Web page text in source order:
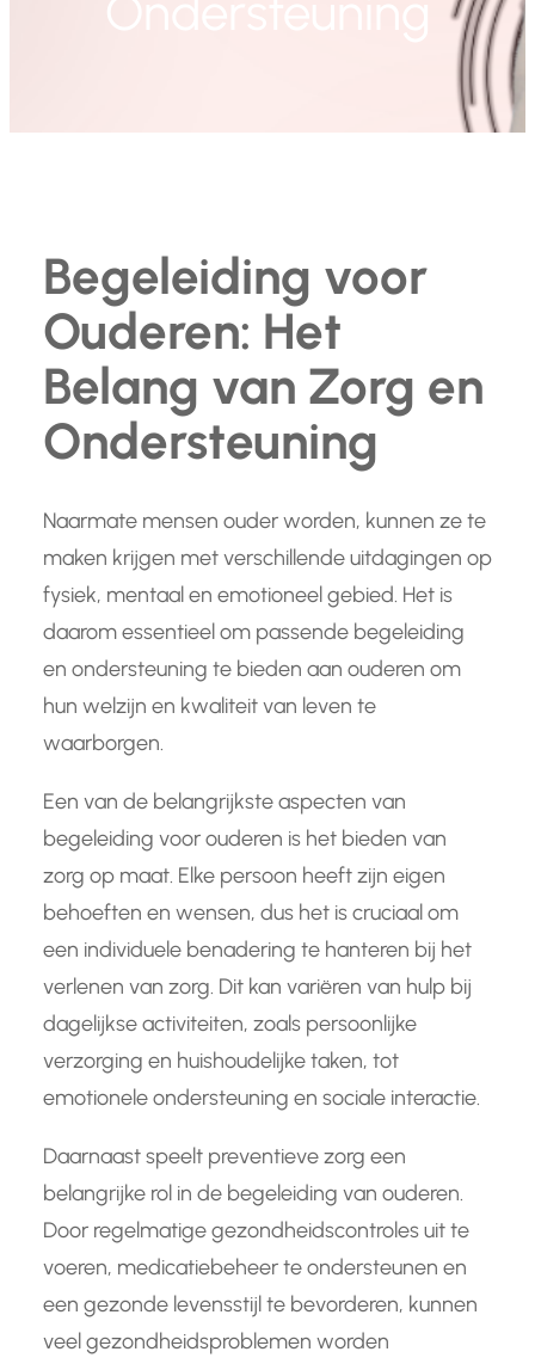
Begeleiding voor
Ouderen: Het
Belang van Zorg en
Ondersteuning
Naarmate mensen ouder worden, kunnen ze te
maken krijgen met verschillende uitdagingen op
fysiek, mentaal en emotioneel gebied. Het is
daarom essentieel om passende begeleiding
en ondersteuning te bieden aan ouderen om
hun welzijn en kwaliteit van leven te
waarborgen.
Een van de belangrijkste aspecten van
begeleiding voor ouderen is het bieden van
zorg op maat. Elke persoon heeft zijn eigen
behoeften en wensen, dus het is cruciaal om
een individuele benadering te hanteren bij het
verlenen van zorg. Dit kan variëren van hulp bij
dagelijkse activiteiten, zoals persoonlijke
verzorging en huishoudelijke taken, tot
emotionele ondersteuning en sociale interactie.
Daarnaast speelt preventieve zorg een
belangrijke rol in de begeleiding van ouderen.
Door regelmatige gezondheidscontroles uit te
voeren, medicatiebeheer te ondersteunen en
een gezonde levensstijl te bevorderen, kunnen
veel gezondheidsproblemen worden